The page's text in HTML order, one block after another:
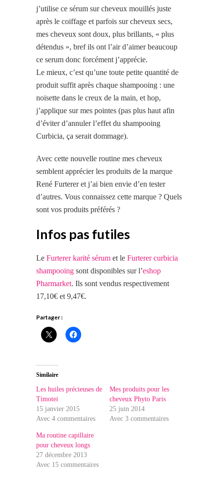
j’utilise ce sérum sur cheveux mouillés juste
après le coiffage et parfois sur cheveux secs,
mes cheveux sont doux, plus brillants, « plus
détendus », bref ils ont l’air d’aimer beaucoup
ce serum donc forcément j’apprécie.
Le mieux, c’est qu’une toute petite quantité de
produit suffit après chaque shampooing : une
noisette dans le creux de la main, et hop,
j’applique sur mes pointes (pas plus haut afin
d’éviter d’annuler l’effet du shampooing
Curbicia, ça serait dommage).
Avec cette nouvelle routine mes cheveux
semblent apprécier les produits de la marque
René Furterer et j’ai bien envie d’en tester
d’autres. Vous connaissez cette marque ? Quels
sont vos produits préférés ?
Infos pas futiles
Le Furterer karité sérum et le Furterer curbicia
shampooing sont disponibles sur l’eshop
Pharmarket. Ils sont vendus respectivement
17,10€ et 9,47€.
Partager :
Similaire
Les huiles précieuses de
Timotei
15 janvier 2015
Avec 4 commentaires
Mes produits pour les
cheveux Phyto Paris
25 juin 2014
Avec 3 commentaires
Ma routine capillaire
pour cheveux longs
27 décembre 2013
Avec 15 commentaires